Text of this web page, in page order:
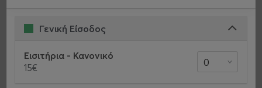
Γενική Είσοδος
Εισιτήρια - Κανονικό
15€